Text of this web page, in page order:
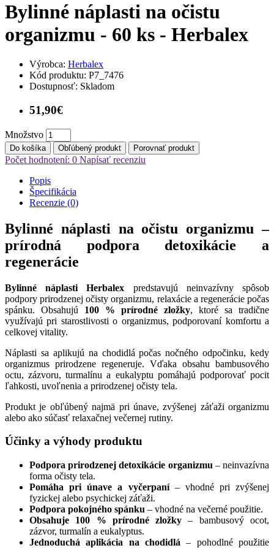
Bylinné náplasti na očistu
organizmu - 60 ks - Herbalex
Výrobca: Herbalex
Kód produktu: P7_7476
Dostupnosť: Skladom
51,90€
Množstvo
Do košíka Obľúbený produkt Porovnať produkt
Počet hodnotení: 0 Napísať recenziu
Popis
Špecifikácia
Recenzie (0)
Bylinné náplasti na očistu organizmu –
prírodná podpora detoxikácie a
regenerácie
Bylinné náplasti Herbalex predstavujú neinvazívny spôsob
podpory prirodzenej očisty organizmu, relaxácie a regenerácie počas
spánku. Obsahujú 100 % prírodné zložky, ktoré sa tradične
využívajú pri starostlivosti o organizmus, podporovaní komfortu a
celkovej vitality.
Náplasti sa aplikujú na chodidlá počas nočného odpočinku, kedy
organizmus prirodzene regeneruje. Vďaka obsahu bambusového
octu, zázvoru, turmalínu a eukalyptu pomáhajú podporovať pocit
ľahkosti, uvoľnenia a prirodzenej očisty tela.
Produkt je obľúbený najmä pri únave, zvýšenej záťaži organizmu
alebo ako súčasť relaxačnej večernej rutiny.
Účinky a výhody produktu
Podpora prirodzenej detoxikácie organizmu – neinvazívna
forma očisty tela.
Pomáha pri únave a vyčerpaní– vhodné pri zvýšenej
fyzickej alebo psychickej záťaži.
Podpora pokojného spánku – vhodné na večerné použitie.
Obsahuje 100 % prírodné zložky – bambusový ocot,
zázvor, turmalín a eukalyptus.
Jednoduchá aplikácia na chodidlá – pohodlné použitie